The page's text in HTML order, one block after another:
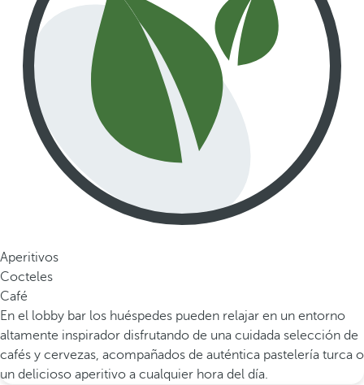
Aperitivos
Cocteles
Café
En el lobby bar los huéspedes pueden relajar en un entorno
altamente inspirador disfrutando de una cuidada selección de
cafés y cervezas, acompañados de auténtica pastelería turca o
un delicioso aperitivo a cualquier hora del día.